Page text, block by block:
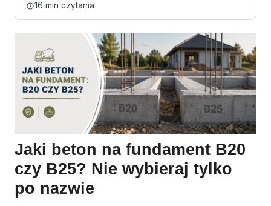
16 min czytania
Jaki beton na fundament B20
czy B25? Nie wybieraj tylko
po nazwie